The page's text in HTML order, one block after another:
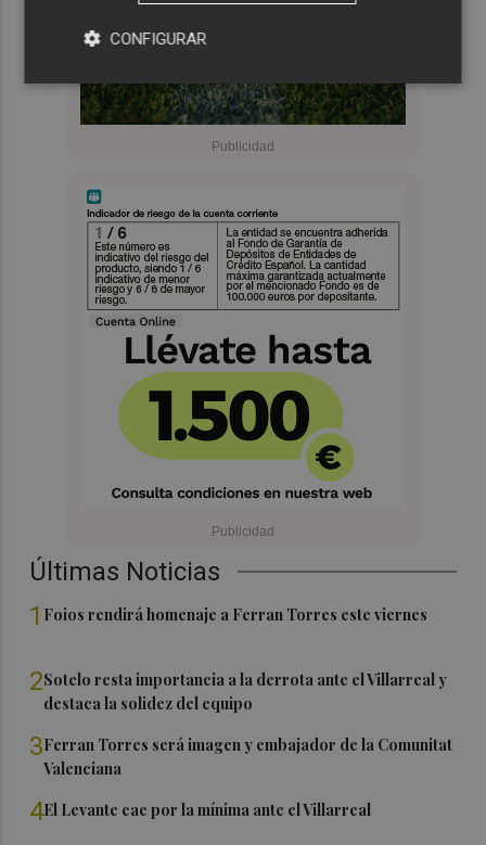
Últimas Noticias
1 Foios rendirá homenaje a Ferran Torres este viernes
2Sotelo resta importancia a la derrota ante el Villarreal y
destaca la solidez del equipo
3Ferran Torres será imagen y embajador de la Comunitat
Valenciana
4El Levante cae por la mínima ante el Villarreal
CONFIGURAR